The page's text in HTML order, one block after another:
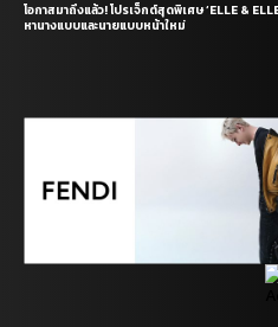
โอกาสมาถึงแล้ว! โปรเจ็กต์สุดพิเศษ ‘ELLE &
หานางแบบและนายแบบหน้าใหม่